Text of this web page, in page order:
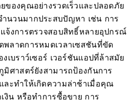
ของคุณอย่างรวดเร็วและปลอดภัย
ำนวนมากประสบปัญหา เช่น การ
จ้งการตรวจสอบสิทธิ์หลายอุปกรณ์
พลาดการหมดเวลาเซสชันที่ขัด
เบราว์เซอร์ เวอร์ชันแอปที่ล้าสมัย
ศาสตร์ยังสามารถป้องกันการ
ละทำให้เกิดความล่าช้าเมื่อคุณ
งิน หรือทำการซื้อขาย การ